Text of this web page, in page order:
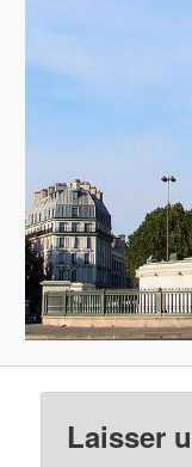
Laisser